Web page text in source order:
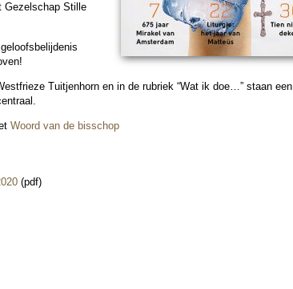
Gezel­schap Stille
Tui­tjen­horn en in de rubriek “Wat ik doe…” staan een
Woord van de bis­schop
(pdf)